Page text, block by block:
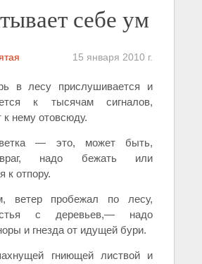
себе ум
15 января 2010 г.
в лесу прислушивается и
к тысячам сигналов,
к нему отовсюду.
— это, может быть,
враг, надо бежать или
к отпору.
ветер пробежал по лесу,
с деревьев,— надо
и гнезда от идущей бури.
гниющей листвой и